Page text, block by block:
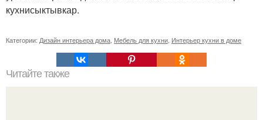
кухнисыктывкар.
Категории: Дизайн интерьера дома, Мебель для кухни, Интерьер кухни в доме
Читайте также